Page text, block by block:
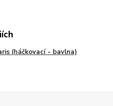
(háčkovací - bavlna)